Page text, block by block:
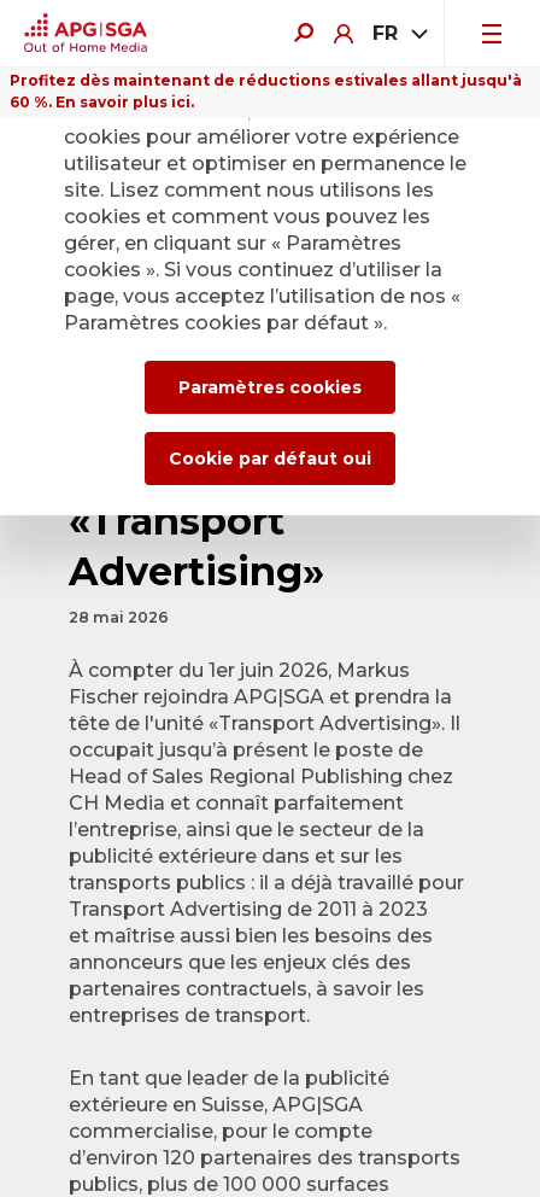
FR
Profitez dès maintenant de réductions estivales allant jusqu'à
60 %. En savoir plus ici.
Retour
APG|SGA
réorganise la
direction du
département
«Transport
Advertising»
28 mai 2026
À compter du 1er juin 2026, Markus
Fischer rejoindra APG|SGA et prendra la
tête de l'unité «Transport Advertising». Il
occupait jusqu’à présent le poste de
Head of Sales Regional Publishing chez
CH Media et connaît parfaitement
l’entreprise, ainsi que le secteur de la
publicité extérieure dans et sur les
transports publics : il a déjà travaillé pour
Transport Advertising de 2011 à 2023
et maîtrise aussi bien les besoins des
annonceurs que les enjeux clés des
partenaires contractuels, à savoir les
entreprises de transport.
En tant que leader de la publicité
extérieure en Suisse, APG|SGA
commercialise, pour le compte
d’environ 120 partenaires des transports
publics, plus de 100 000 surfaces
Sur ce site Internet, nous utilisons des
cookies pour améliorer votre expérience
utilisateur et optimiser en permanence le
site. Lisez comment nous utilisons les
cookies et comment vous pouvez les
gérer, en cliquant sur « Paramètres
cookies ». Si vous continuez d’utiliser la
page, vous acceptez l’utilisation de nos «
Paramètres cookies par défaut ».
Paramètres cookies
Cookie par défaut oui